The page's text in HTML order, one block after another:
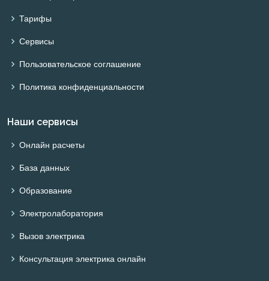
Тарифы
Сервисы
Пользовательское соглашение
Политика конфиденциальности
Наши сервисы
Онлайн расчеты
База данных
Образование
Электролаборатория
Вызов электрика
Консультация электрика онлайн